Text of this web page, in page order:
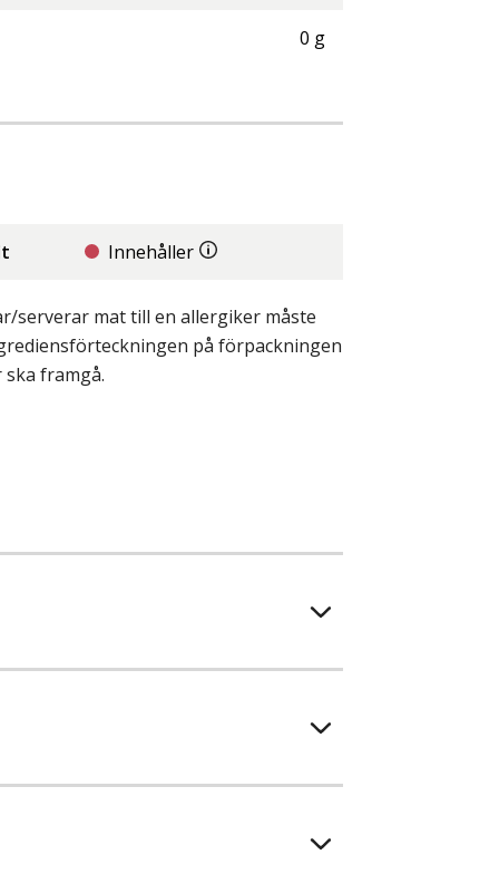
0 g
Innehåller
serverar mat till en allergiker måste
på förpackningen
framgå.